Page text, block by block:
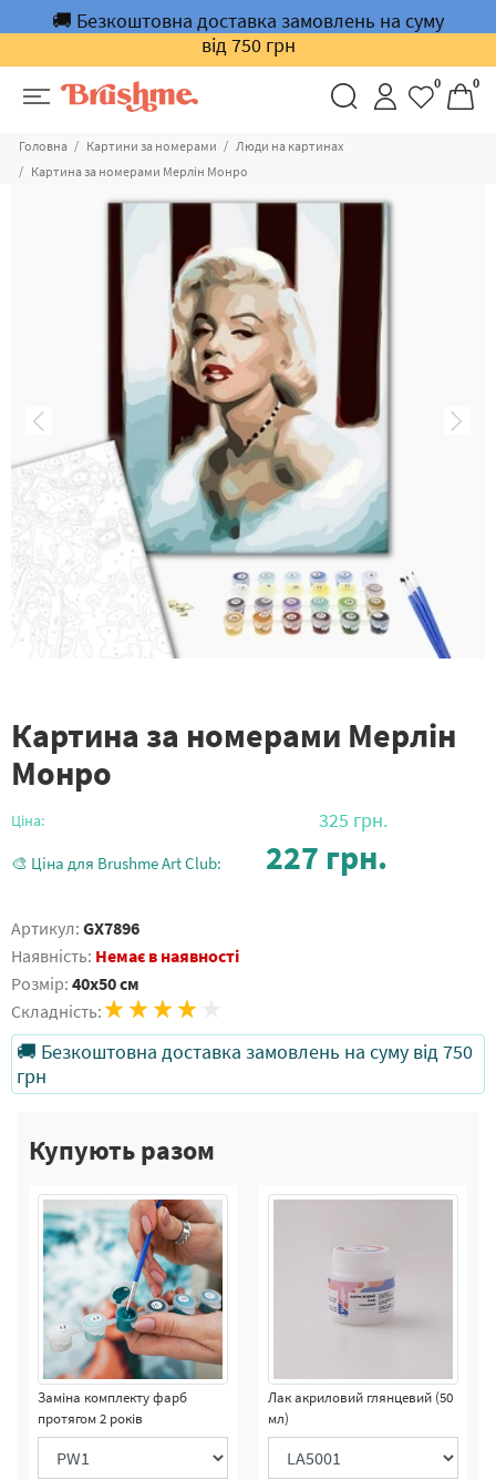
🚚 Безкоштовна доставка замовлень на суму
від 750 грн
0 0
Головна Картини за номерами
Люди на картинах
Картина за номерами Мерлін Монро
Картина за номерами Мерлін
Монро
Ціна: 325 грн.
🎨 Ціна для Brushme Art Club: 227 грн.
Артикул: GX7896
Наявність: Немає в наявності
Розмір: 40x50 см
Складність:
🚚 Безкоштовна доставка замовлень на суму від 750
грн
Купують разом
Заміна комплекту фарб
протягом 2 років
Лак акриловий глянцевий (50
мл)